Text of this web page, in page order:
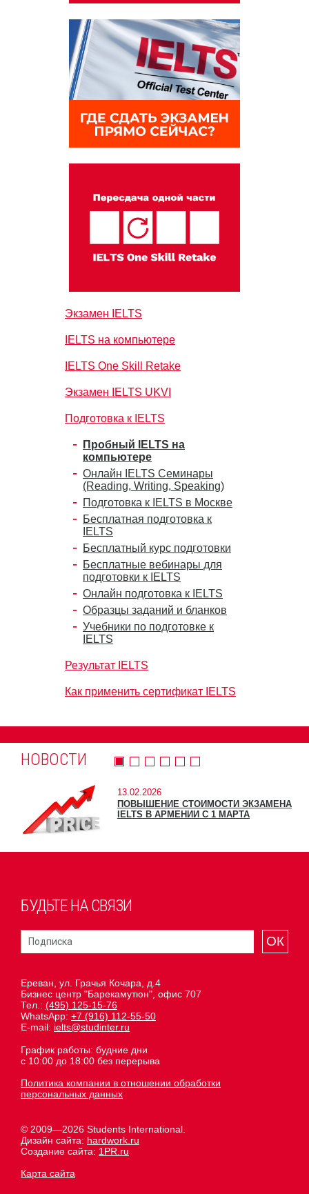
Экзамен IELTS
IELTS на компьютере
IELTS One Skill Retake
Экзамен IELTS UKVI
Подготовка к IELTS
Пробный IELTS на
компьютере
Онлайн IELTS Семинары
(Reading, Writing, Speaking)
Подготовка к IELTS в Москве
Бесплатная подготовка к
IELTS
Бесплатный курс подготовки
Бесплатные вебинары для
подготовки к IELTS
Онлайн подготовка к IELTS
Образцы заданий и бланков
Учебники по подготовке к
IELTS
Результат IELTS
Как применить сертификат IELTS
НОВОСТИ
13.02.2026
ПОВЫШЕНИЕ СТОИМОСТИ ЭКЗАМЕНА
IELTS В АРМЕНИИ С 1 МАРТА
БУДЬТЕ НА СВЯЗИ
ОК
Ереван, ул. Грачья Кочара, д.4
Бизнес центр "Барекамутюн", офис 707
Тел.: (495) 125-15-76
WhatsApp: +7 (916) 112-55-50
E-mail: ielts@studinter.ru
График работы: будние дни
с 10:00 до 18:00 без перерыва
Политика компании в отношении обработки
персональных данных
© 2009—2026 Students International.
Дизайн сайта: hardwork.ru
Создание сайта: 1PR.ru
Карта сайта